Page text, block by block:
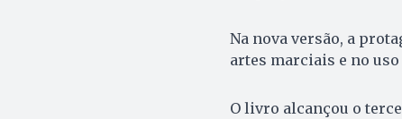
Na nova versão, a
artes marciais e no uso
O livro alcançou o